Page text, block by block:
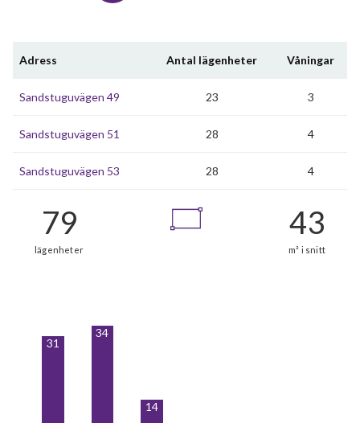
Adress Antal lägenheter Våningar
Sandstuguvägen 49 23 3
Sandstuguvägen 51 28 4
Sandstuguvägen 53 28 4
31
34
14